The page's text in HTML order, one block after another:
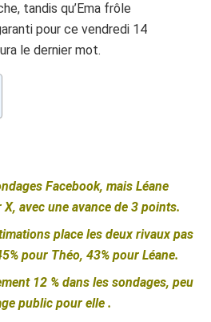
tandis qu’Ema frôle
pour ce vendredi 14
le dernier mot.
Facebook, mais Léane
avec une avance de 3 points.
place les deux rivaux pas
pour Théo, 43% pour Léane.
12 % dans les sondages, peu
public pour elle .